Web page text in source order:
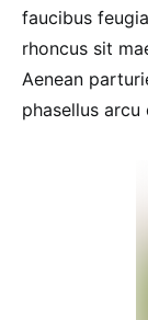
faucibus
rhoncus sit
Aenean
phasellus